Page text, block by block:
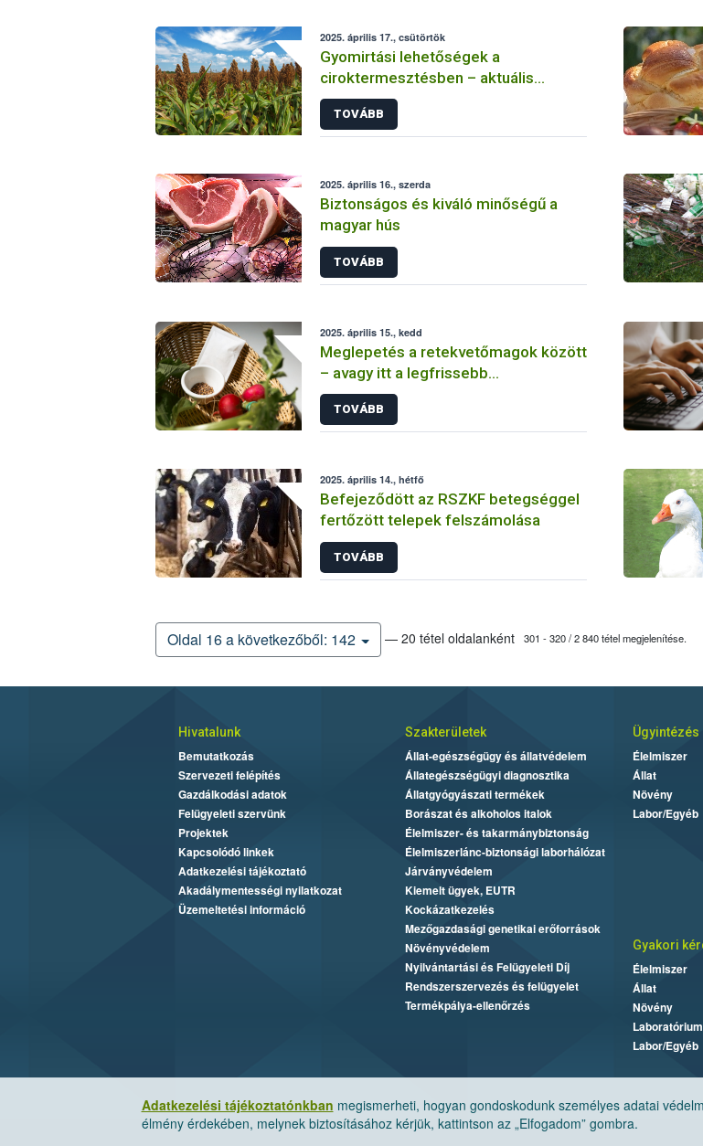
2025. április 17., csütörtök
Gyomirtási lehetőségek a
ciroktermesztésben – aktuális
készítmények és engedélyezések
TOVÁBB
2025. április 16., szerda
Biztonságos és kiváló minőségű a
magyar hús
TOVÁBB
2025. április 15., kedd
Meglepetés a retekvetőmagok között
– avagy itt a legfrissebb
Szupermenta-teszt
TOVÁBB
2025. április 14., hétfő
Befejeződött az RSZKF betegséggel
fertőzött telepek felszámolása
TOVÁBB
Oldal 16 a következőből: 142 — 20 tétel oldalanként 301 - 320 / 2 840 tétel megjelenítése.
Adatkezelési tájékoztatónkban megismerheti, hogyan gondoskodunk személyes adatai
élmény érdekében, melynek biztosításához kérjük, kattintson az „Elfogadom” gombra.
Hivatalunk
Bemutatkozás
Szervezeti felépítés
Gazdálkodási adatok
Felügyeleti szervünk
Projektek
Kapcsolódó linkek
Adatkezelési tájékoztató
Akadálymentességi nyilatkozat
Üzemeltetési információ
Szakterületek
Állat-egészségügy és állatvédelem
Állategészségügyi diagnosztika
Állatgyógyászati termékek
Borászat és alkoholos italok
Élelmiszer- és takarmánybiztonság
Élelmiszerlánc-biztonsági laborhálózat
Járványvédelem
Kiemelt ügyek, EUTR
Kockázatkezelés
Mezőgazdasági genetikai erőforrások
Növényvédelem
Nyilvántartási és Felügyeleti Díj
Rendszerszervezés és felügyelet
Termékpálya-ellenőrzés
Ügyintézés
Élelmiszer
Állat
Növény
Labor/Egyéb
Gyakori
Élelmiszer
Állat
Növény
Labor/Egyéb